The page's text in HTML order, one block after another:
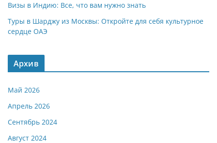
Визы в Индию: Все, что вам нужно знать
Туры в Шарджу из Москвы: Откройте для себя культурное
сердце ОАЭ
Архив
Май 2026
Апрель 2026
Сентябрь 2024
Август 2024